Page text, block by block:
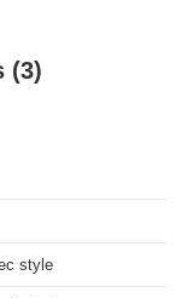
(3)
style